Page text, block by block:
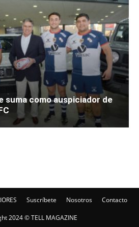
suma como auspiciador de
Suscríbete Nosotros Contacto
2024 © TELL MAGAZINE